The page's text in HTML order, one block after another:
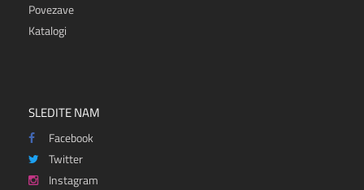
Povezave
Katalogi
SLEDITE NAM
Facebook
Twitter
Instagram